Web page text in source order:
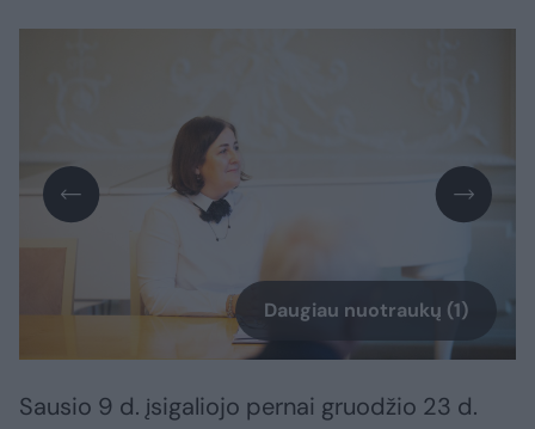
Daugiau nuotraukų (1)
Sausio 9 d. įsigaliojo pernai gruodžio 23 d.